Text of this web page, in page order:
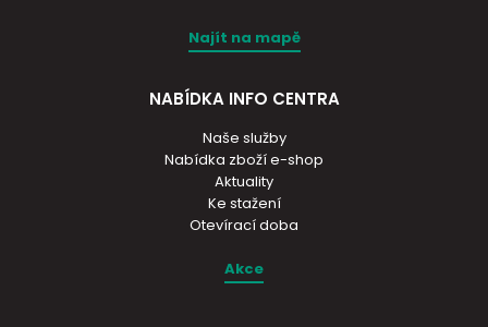
Najít na mapě
NABÍDKA INFO CENTRA
Naše služby
Nabídka zboží e-shop
Aktuality
Ke stažení
Otevírací doba
Akce